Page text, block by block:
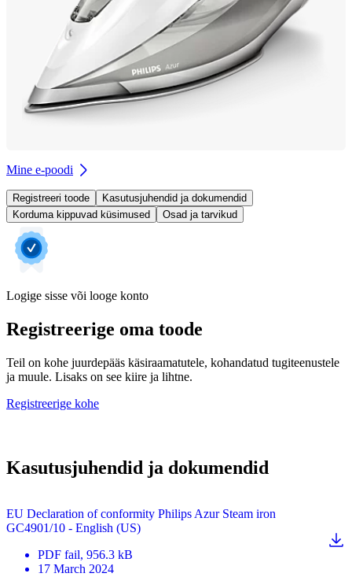
Mine e-poodi
Registreeri toode
Kasutusjuhendid ja dokumendid
Korduma kippuvad küsimused
Osad ja tarvikud
Logige sisse või looge konto
Registreerige oma toode
Teil on kohe juurdepääs käsiraamatutele, kohandatud tugiteenustele
ja muule. Lisaks on see kiire ja lihtne.
Registreerige kohe
Kasutusjuhendid ja dokumendid
EU Declaration of conformity Philips Azur Steam iron
GC4901/10 - English (US)
PDF fail, 956.3 kB
17 March 2024